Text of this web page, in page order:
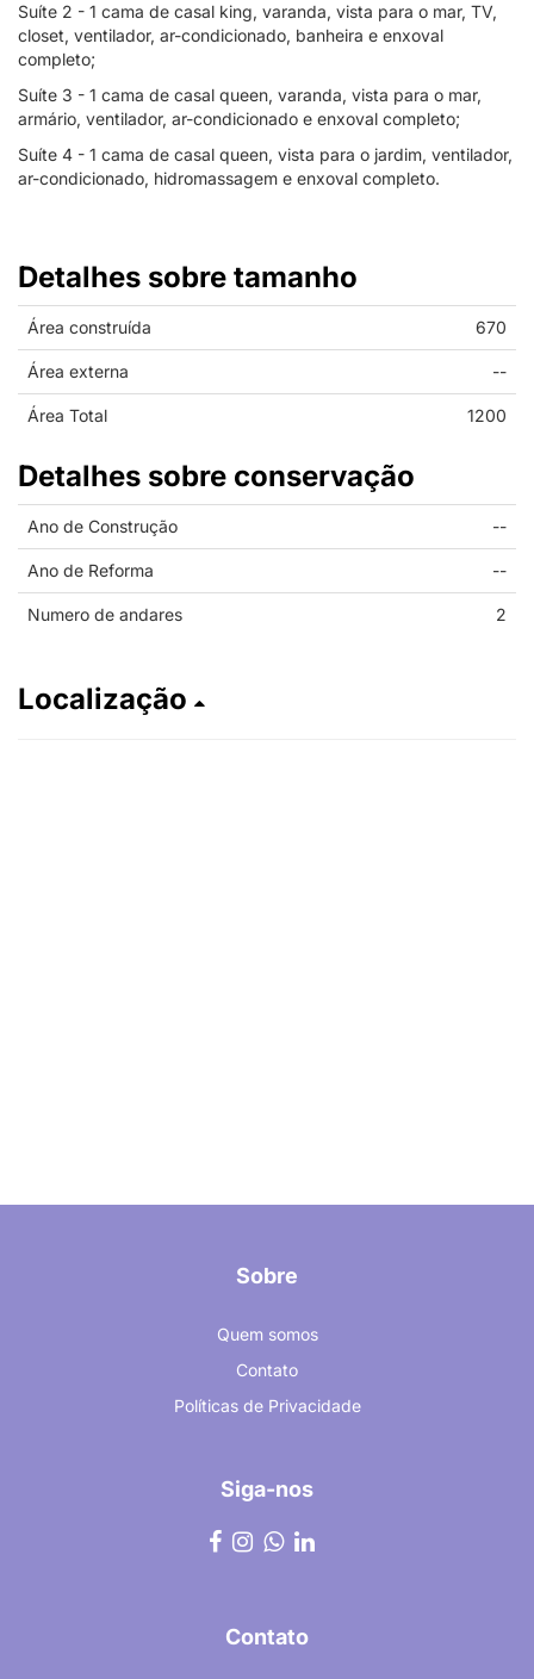
Suíte 2 - 1 cama de casal king, varanda, vista para o mar, TV,
closet, ventilador, ar-condicionado, banheira e enxoval
completo;
Suíte 3 - 1 cama de casal queen, varanda, vista para o mar,
armário, ventilador, ar-condicionado e enxoval completo;
Suíte 4 - 1 cama de casal queen, vista para o jardim, ventilador,
ar-condicionado, hidromassagem e enxoval completo.
Detalhes sobre tamanho
Área construída 670
Área externa --
Área Total 1200
Detalhes sobre conservação
Ano de Construção --
Ano de Reforma --
Numero de andares 2
Localização
Sobre
Quem somos
Contato
Políticas de Privacidade
Siga-nos
Contato